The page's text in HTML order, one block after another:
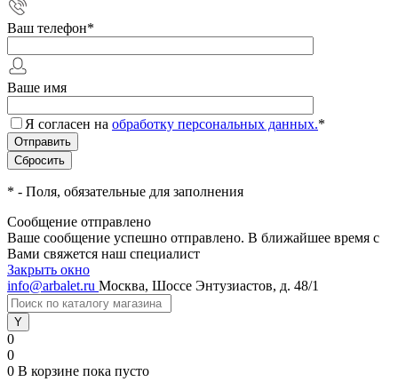
Ваш телефон*
Ваше имя
Я согласен на обработку персональных данных.*
* - Поля, обязательные для заполнения
Сообщение отправлено
Ваше сообщение успешно отправлено. В ближайшее время с
Вами свяжется наш специалист
Закрыть окно
info@arbalet.ru Москва, Шоссе Энтузиастов, д. 48/1
0
0
0 В корзине пока пусто